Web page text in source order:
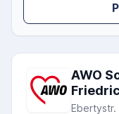
AWO
Ebertystr.